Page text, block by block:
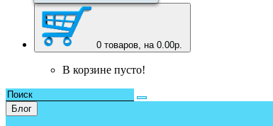
0 товаров, на 0.00р.
В корзине пусто!
Блог